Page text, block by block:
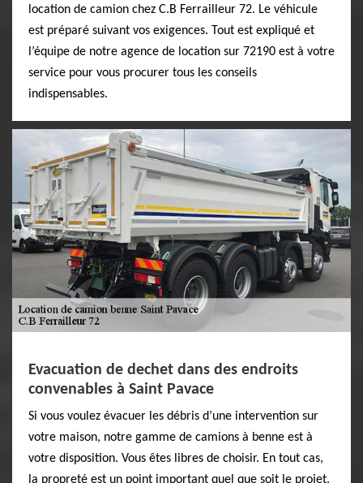
location de camion chez C.B Ferrailleur 72. Le véhicule
est préparé suivant vos exigences. Tout est expliqué et
l’équipe de notre agence de location sur 72190 est à votre
service pour vous procurer tous les conseils
indispensables.
Evacuation de dechet dans des endroits
convenables à Saint Pavace
Si vous voulez évacuer les débris d’une intervention sur
votre maison, notre gamme de camions à benne est à
votre disposition. Vous êtes libres de choisir. En tout cas,
la propreté est un point important quel que soit le projet.